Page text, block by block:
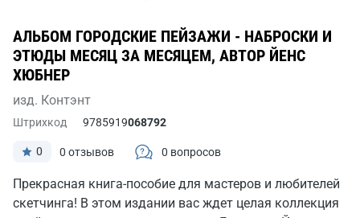
АЛЬБОМ ГОРОДСКИЕ ПЕЙЗАЖИ - НАБРОСКИ И
ЭТЮДЫ МЕСЯЦ ЗА МЕСЯЦЕМ, АВТОР ЙЕНС
ХЮБНЕР
изд. Контэнт
0 0 отзывов 0 вопросов
Штрихкод 9785919068792
Прекрасная книга-пособие для мастеров и любителей
скетчинга! В этом издании вас ждет целая коллекция